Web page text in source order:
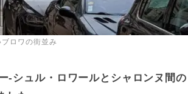
ブロワの街並み
ー-シュル・ロワールとシャロンヌ間